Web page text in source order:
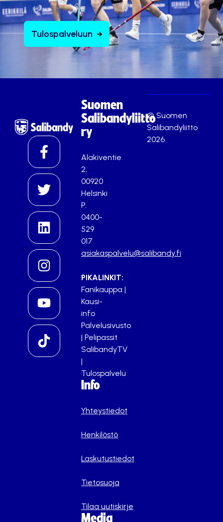
Tulospalveluun
Suomen
Salibandyliitto
ry
Alakiventie
2,
00920
Helsinki
P.
0400-
529
017
asiakaspalvelu@salibandy.fi
PIKALINKIT:
Fanikauppa |
Kausi-
info
Palvelusivusto
| Pelipassit
SalibandyTV
|
Tulospalvelu
Info
Yhteystiedot
Henkilöstö
Laskutustiedot
Tietosuoja
Tilaa uutiskirje
Media
© Suomen
Salibandyliitto
2026